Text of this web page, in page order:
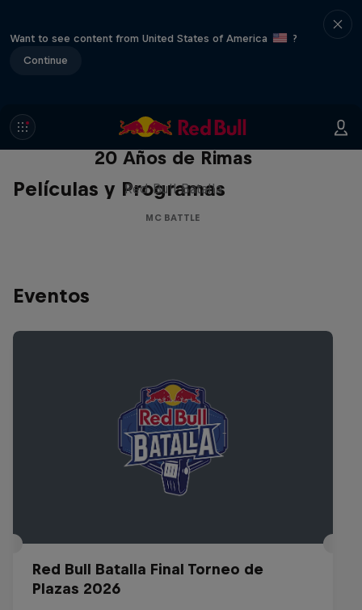
Want to see content from United States of America
?
Continue
Películas y Programas
Red Bull Batalla Nueva Historia:
20 Años de Rimas
Red Bull Batalla
MC BATTLE
Eventos
Red Bull Batalla Final Torneo de
Plazas 2026